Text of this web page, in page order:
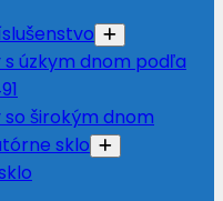
s úzkym dnom podľa
so širokým dnom
sklo